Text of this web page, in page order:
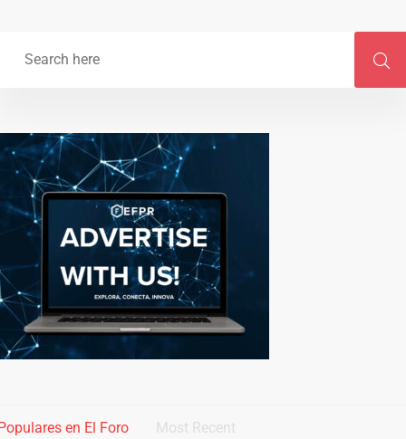
en El Foro Most Recent